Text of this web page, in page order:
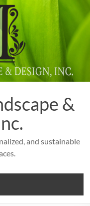
&
and sustainable